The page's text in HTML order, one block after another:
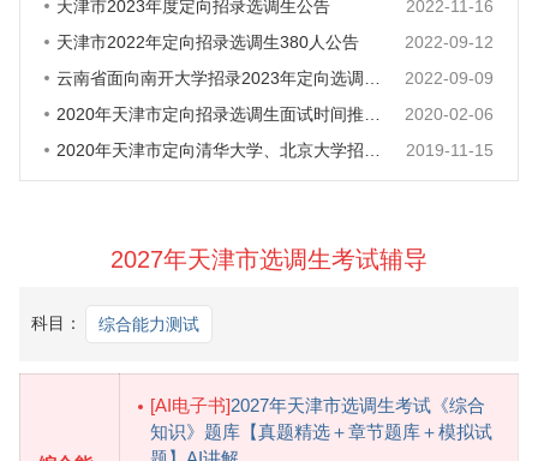
天津市2023年度定向招录选调生公告
2022-11-16
天津市2022年定向招录选调生380人公告
2022-09-12
2022-09-09
2020-02-06
2019-11-15
2027年天津市选调生考试辅导
科目： 综合能力测试
[AI电子书]2027年天津市选调生考试《综合
知识》题库【真题精选＋章节题库＋模拟试